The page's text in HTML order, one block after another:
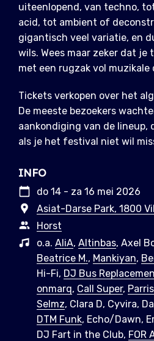
uiteenlopend, van techno,
acid, tot ambient of
gigantisch veel variatie, en
wils. Wees maar zeker dat je
met een rugzak vol muzikale
Tickets verkopen over het
De meeste bezoekers
aankondiging van de lineup,
als je het festival niet wil
INFO
do 14 - za 16 mei 2026
Asiat-Darse Park, 1800
Horst
o.a. AliA, Altinbas, Axel
Beatrice M., Mankiyan,
Hi-Fi, DJ Bus
onmarq, Call Super, Parris
Selmz, Clara D, Cyvira,
DTM Funk, Echo/Dawn,
DJ Fart in the Club, FOR